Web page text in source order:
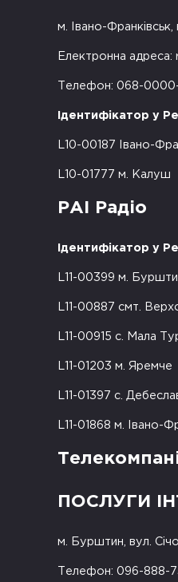
м. Івано-Франківськ,
Електронна адреса:
Телефон: 068-
Ідентифікатор у
L10-00187 Івано-
L10-01777 м. Калуш
РАІ Радіо
Ідентифікатор у
L11-00399 м.
L11-00887 смт.
L11-00915 с. Мала
L11-01203 м. Яремче
L11-01397 с.
L11-01868 м. Івано-
ПОСЛУГИ
м. Бурштин, вул.
Телефон: 096-888-